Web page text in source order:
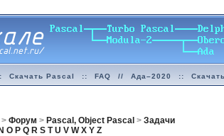
Скачать Pascal :: FAQ // Ада–2020 ::
>Форум > Pascal, Object Pascal >Задачи
N O P Q R S T U V W X Y Z